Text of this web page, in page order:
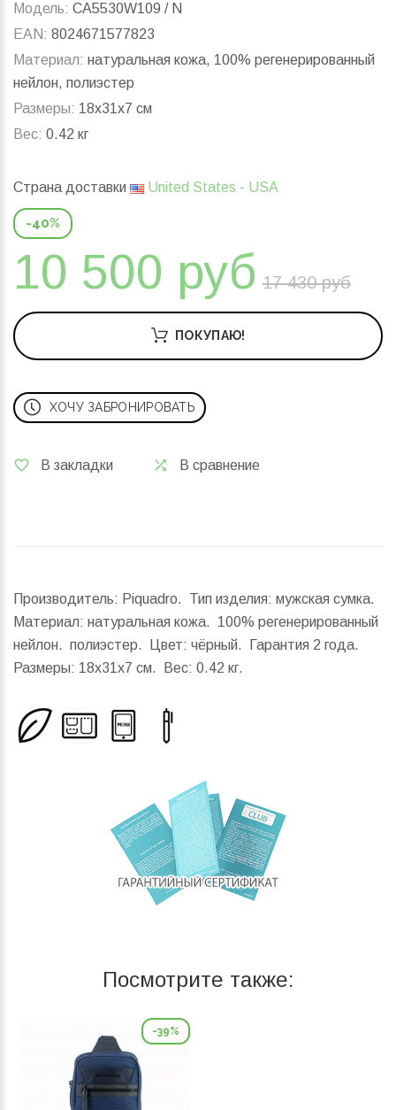
Модель: CA5530W109 / N
EAN: 8024671577823
Материал: натуральная кожа, 100% регенерированный
нейлон, полиэстер
Размеры: 18x31x7 см
Вес: 0.42 кг
Страна доставки United States - USA
-40%
10 500 руб 17 430 руб
ПОКУПАЮ!
ХОЧУ ЗАБРОНИРОВАТЬ
В закладки В сравнение
Производитель: Piquadro. Тип изделия: мужская сумка.
Материал: натуральная кожа. 100% регенерированный
нейлон. полиэстер. Цвет: чёрный. Гарантия 2 года.
Размеры: 18x31x7 см. Вес: 0.42 кг.
Посмотрите также:
-39%